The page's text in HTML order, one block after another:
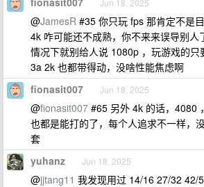
Jun 18, 2025
@JamesR #35 你只玩 fps 那肯定不是
4k 咋可能还不成熟，你不来来误导别人
情况下就别给人说 1080p ，玩游戏的
3a 2k 也都带得动，没啥性能焦虑啊
fionasit007 Jun 18, 2025
@fionasit007 #65 另外 4k 的话，4080
也都是能打的了，每个人追求不一样，
套
yuhanz Jun 18, 2025
@jjtang11 我发现用过 14/16 27/32 42/